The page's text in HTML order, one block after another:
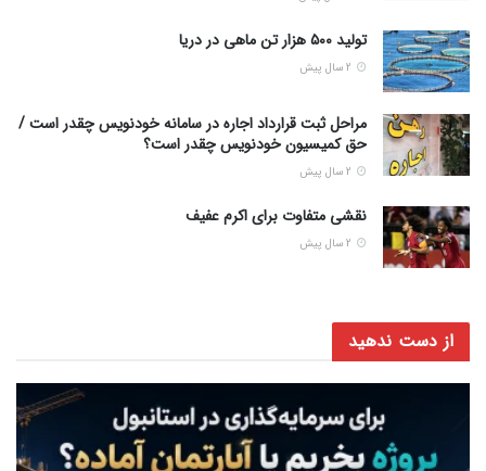
تولید ۵۰۰ هزار تن ماهی در دریا
مراحل ثبت قرارداد اجاره در سامانه خودنویس چقدر است /
حق کمیسیون خودنویس چقدر است؟
نقشی متفاوت برای اکرم عفیف
از دست ندهید